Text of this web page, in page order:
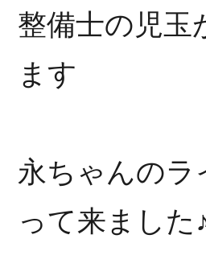
整備士の児玉
ます
永ちゃんのラ
って来ました